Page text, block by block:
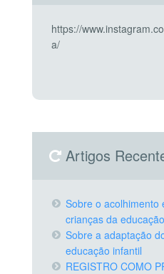
https://
a/
Artigos
Sobre o acolhimento
crianças da
Sobre a adaptação
educação infantil
REGISTRO COMO